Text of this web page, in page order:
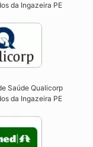
da Ingazeira PE​
Saúde Qualicorp
da Ingazeira PE​